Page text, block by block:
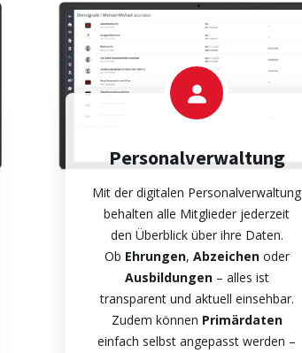
Personalverwaltung
Mit der digitalen Personalverwaltung
behalten alle Mitglieder jederzeit
den Überblick über ihre Daten.
Ob Ehrungen, Abzeichenoder
Ausbildungen– alles ist
transparent und aktuell einsehbar.
Zudem können Primärdaten
einfach selbst angepasst werden –